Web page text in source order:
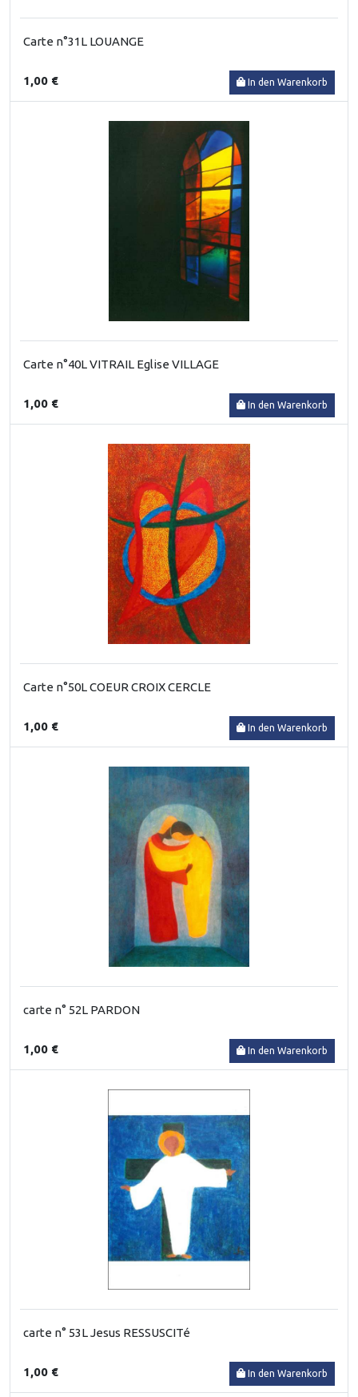
Carte n°31L LOUANGE
1,00 € In den Warenkorb
Carte n°40L VITRAIL Eglise VILLAGE
1,00 € In den Warenkorb
Carte n°50L COEUR CROIX CERCLE
1,00 € In den Warenkorb
carte n° 52L PARDON
1,00 € In den Warenkorb
carte n° 53L Jesus RESSUSCITé
1,00 € In den Warenkorb